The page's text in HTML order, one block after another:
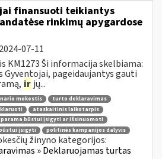
finansuoti teikiantys
rinkimų apygardose
2024-07-11
KM1273 Ši informacija skelbiama:
pageidaujantys gauti
ir jų...
nario mokestis
turto deklaravimas
ataskaitinis laikotarpis
parama būstui įsigyti ar išsinuomoti
įsigyti
politinės kampanijos dalyvis
žinyno kategorijos:
» Deklaruojamas turtas